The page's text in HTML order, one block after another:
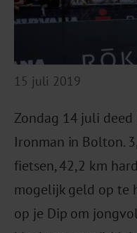
15 juli 2019
Zondag 14 juli deed
Ironman in Bolton.
fietsen, 42,2 km
mogelijk geld op te
op je Dip om